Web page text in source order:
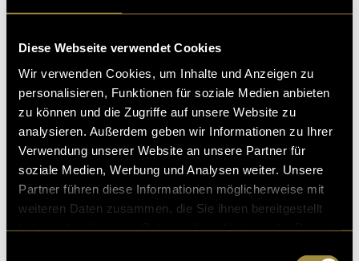
Diese Webseite verwendet Cookies
Wir verwenden Cookies, um Inhalte und Anzeigen zu
personalisieren, Funktionen für soziale Medien anbieten
zu können und die Zugriffe auf unsere Website zu
analysieren. Außerdem geben wir Informationen zu Ihrer
Verwendung unserer Website an unsere Partner für
soziale Medien, Werbung und Analysen weiter. Unsere
Partner führen diese Informationen möglicherweise mit
weiteren Daten zusammen, die Sie ihnen bereitgestellt
Nach Drehschluss beginnt direkt die Postproduktion.
Aaron sichtet, sortiert und schneidet das Material,
während ich ein detailliertes Audioprotokoll erstelle.
Der Ton wurde mit Shotgun-Mic, Lavalier und
teilweise mit einem kleinen Fieldrecorder
aufgenommen.
Besonders anspruchsvoll ist das Schneiden und
Kreieren der One-Take-Szene, bei der die Geschichte
auf ihren Höhepunkt zuläuft.